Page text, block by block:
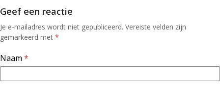
Geef een reactie
Je e-mailadres wordt niet gepubliceerd. Vereiste velden zijn
gemarkeerd met *
Naam *